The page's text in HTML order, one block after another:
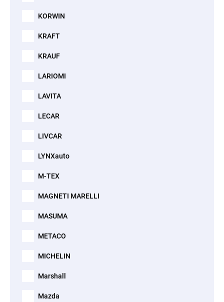
KORWIN
KRAFT
KRAUF
LARIOMI
LAVITA
LECAR
LIVCAR
LYNXauto
M-TEX
MAGNETI MARELLI
MASUMA
METACO
MICHELIN
Marshall
Mazda